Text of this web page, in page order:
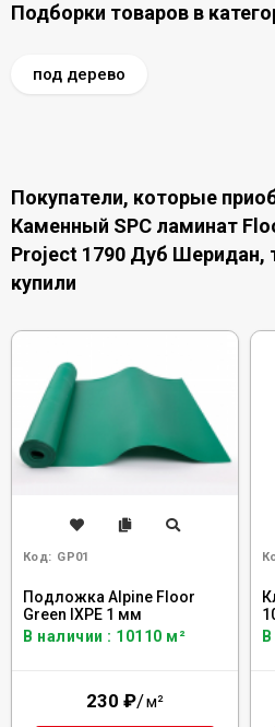
Подборки товаров в
под дерево
Покупатели, которые
Каменный SPC ламинат
Project 1790 Дуб Шеридан,
купили
Код: GP01
Подложка Alpine Floor
Green IXPE 1 мм
В наличии : 10110 м²
230 ₽/м²